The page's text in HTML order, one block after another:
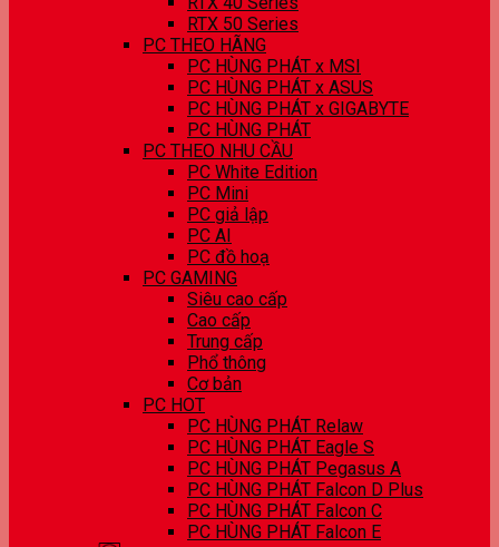
RTX 50 Series
PC THEO HÃNG
PC HÙNG PHÁT x MSI
PC HÙNG PHÁT x ASUS
PC HÙNG PHÁT x GIGABYTE
PC HÙNG PHÁT
PC THEO NHU CẦU
PC White Edition
PC Mini
PC giả lập
PC AI
PC đồ hoạ
PC GAMING
Siêu cao cấp
Cao cấp
Trung cấp
Phổ thông
Cơ bản
PC HOT
PC HÙNG PHÁT Relaw
PC HÙNG PHÁT Eagle S
PC HÙNG PHÁT Pegasus A
PC HÙNG PHÁT Falcon D Plus
PC HÙNG PHÁT Falcon C
PC HÙNG PHÁT Falcon E